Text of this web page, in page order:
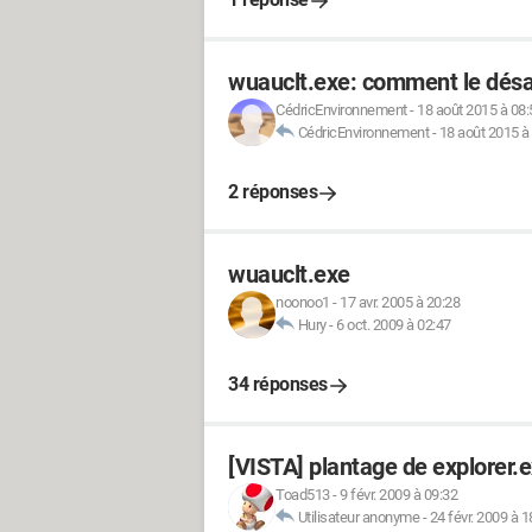
wuauclt.exe: comment le
CédricEnvironnement- 18 août 2015 à
CédricEnvironnement- 18 août 2015
2 réponses
wuauclt.exe
noonoo1 - 17 avr. 2005 à 20:28
Hury- 6 oct. 2009 à 02:47
34 réponses
[VISTA] plantage de
Toad513-9 févr. 2009 à 09:32
Utilisateur anonyme-24 févr. 2009 à